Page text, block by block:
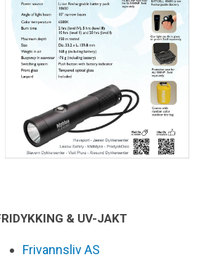
& UV-JAKT
Frivannsliv AS